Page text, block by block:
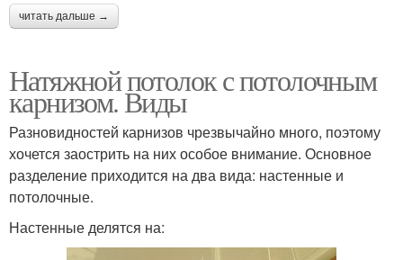
читать дальше →
Натяжной потолок с потолочным
карнизом. Виды
Разновидностей карнизов чрезвычайно много, поэтому
хочется заострить на них особое внимание. Основное
разделение приходится на два вида: настенные и
потолочные.
Настенные делятся на: